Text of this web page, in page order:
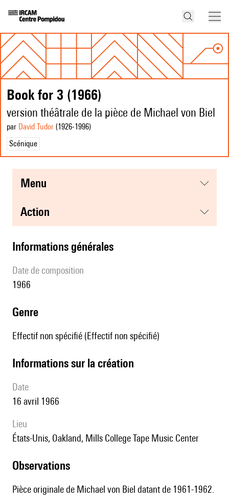
Book for 3 (1966)
version théâtrale de la pièce de Michael von Biel
par David Tudor (1926-1996)
Scénique
menu
action
informations générales
date de composition
1966
genre
Effectif non spécifié (Effectif non spécifié)
informations sur la création
date
16 avril 1966
lieu
États-Unis, Oakland, Mills College Tape Music Center
observations
Pièce originale de Michael von Biel datant de 1961-1962.